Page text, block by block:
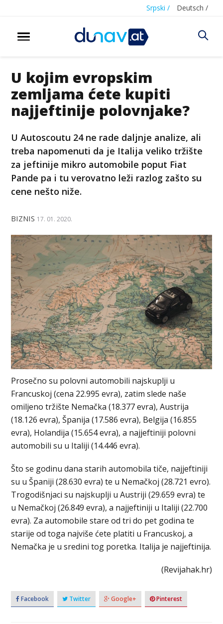
Srpski / Deutsch /
U kojim evropskim
zemljama ćete kupiti
najjeftinije polovnjake?
U Autoscoutu 24 ne rade daljnje analize, ali
treba napomenuti da je Italija veliko tržište
za jeftinije mikro automobile poput Fiat
Pande pa i tu verovatno leži razlog zašto su
cene nešto niže.
BIZNIS 17. 01. 2020.
Prosečno su polovni automobili najskuplji u
Francuskoj (cena 22.995 evra), zatim slede naše
omiljeno tržište Nemačka (18.377 evra), Austrija
(18.126 evra), Španija (17.586 evra), Belgija (16.855
evra), Holandija (15.654 evra), a najjeftiniji polovni
automobili su u Italiji (14.446 evra).
Što se godinu dana starih automobila tiče, najjeftiniji
su u Španiji (28.630 evra) te u Nemačkoj (28.721 evro).
Trogodišnjaci su najskuplji u Austriji (29.659 evra) te
u Nemačkoj (26.849 evra), a najjeftiniji u Italiji (22.700
evra). Za automobile stare od tri do pet godina te
starije od toga najviše ćete platiti u Francuskoj, a
Nemačka je u sredini tog poretka. Italija je najjeftinija.
(Revijahak.hr)
Facebook Twitter Google+ Pinterest